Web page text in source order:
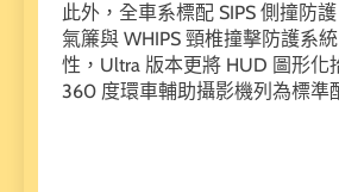
此外，全車系標配 SIPS 側撞防
氣簾與 WHIPS 頸椎撞擊防護系
性，Ultra 版本更將 HUD 圖形化
360 度環車輔助攝影機列為標準